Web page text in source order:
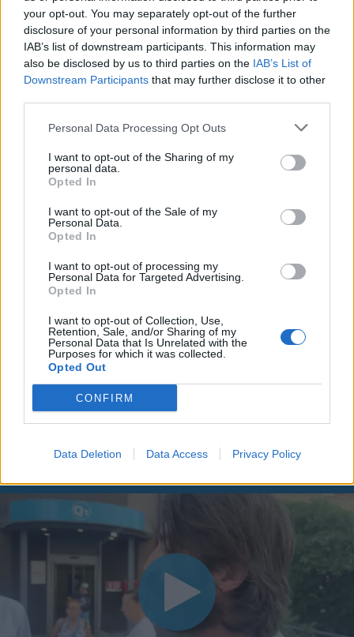
your opt-out. You may separately opt-out of the further
disclosure of your personal information by third parties on the
IAB’s list of downstream participants. This information may
also be disclosed by us to third parties on the IAB’s List of
Downstream Participants that may further disclose it to other
Personal Data Processing Opt Outs
I want to opt-out of the Sharing of my
personal data.
Opted In
I want to opt-out of the Sale of my
Personal Data.
Opted In
I want to opt-out of processing my
Personal Data for Targeted Advertising.
Opted In
I want to opt-out of Collection, Use,
Retention, Sale, and/or Sharing of my
Personal Data that Is Unrelated with the
Purposes for which it was collected.
Opted Out
CONFIRM
Data Deletion Data Access Privacy Policy